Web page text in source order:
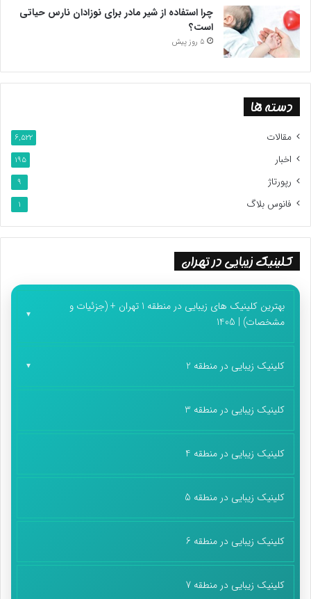
چرا استفاده از شیر مادر برای نوزادان نارس حیاتی
است؟
5 روز پیش
دسته ها
مقالات 6,522
اخبار 195
رپورتاژ 9
فانوس بلاگ 1
کلینیک زیبایی در تهران
بهترین کلینیک های زیبایی در منطقه 1 تهران + (جزئیات و
مشخصات) | 1405
کلینیک زیبایی در منطقه 2
کلینیک زیبایی در منطقه 3
کلینیک زیبایی در منطقه 4
کلینیک زیبایی در منطقه 5
کلینیک زیبایی در منطقه 6
کلینیک زیبایی در منطقه 7